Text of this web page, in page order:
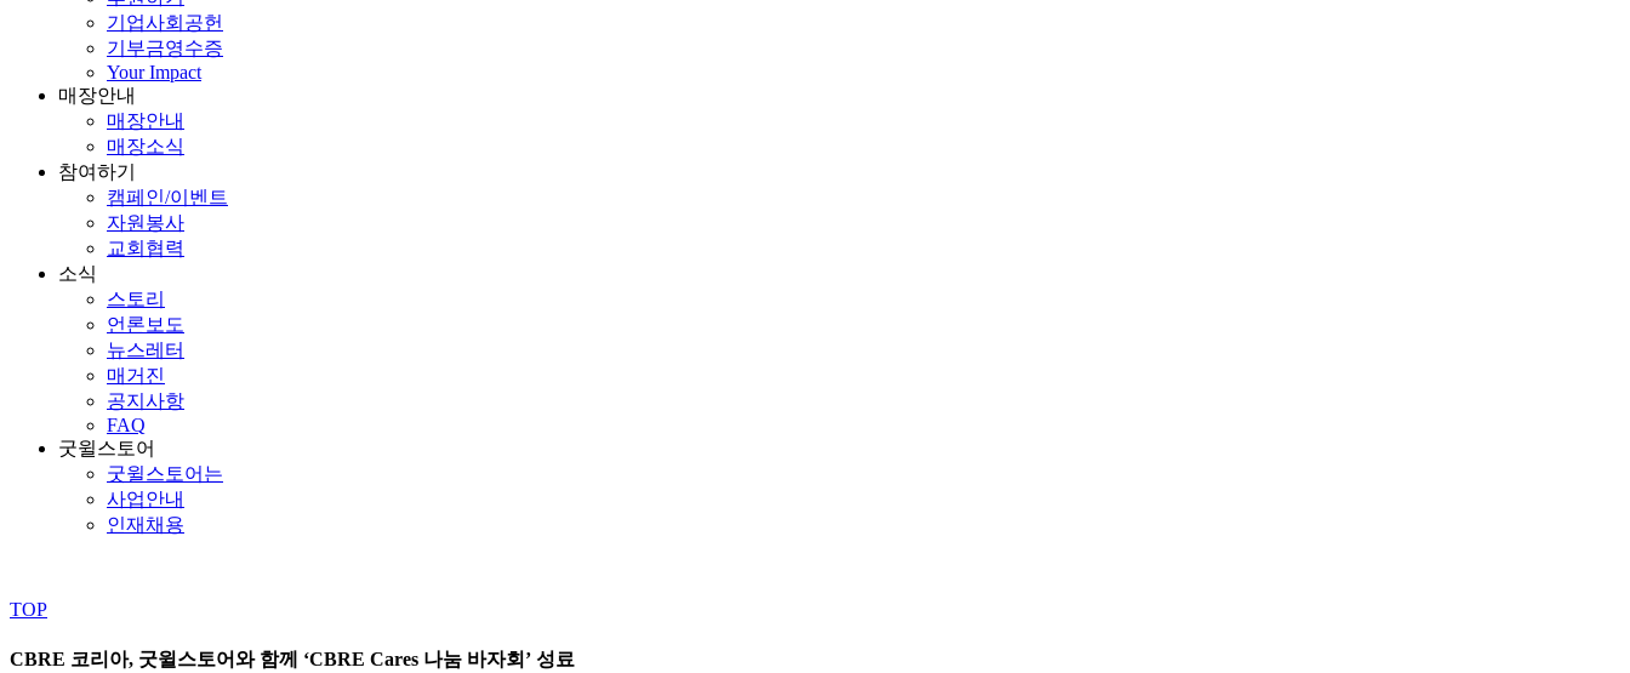
기업사회공헌
기부금영수증
Your Impact
매장안내
매장안내
매장소식
참여하기
캠페인/이벤트
자원봉사
교회협력
소식
스토리
언론보도
뉴스레터
매거진
공지사항
FAQ
굿윌스토어
굿윌스토어는
사업안내
인재채용
TOP
CBRE 코리아, 굿윌스토어와 함께 ‘CBRE Cares 나눔 바자회’ 성료